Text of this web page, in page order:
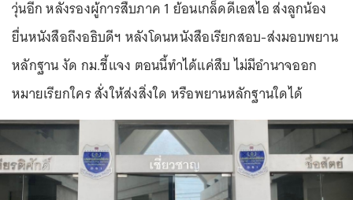
วุ่นอีก หลังรองผู้การสืบภาค 1 ย้อนเกล็ดดีเอสไอ ส่งลูกน้อง
ยื่นหนังสือถึงอธิบดีฯ หลังโดนหนังสือเรียกสอบ-ส่งมอบพยาน
หลักฐาน งัด กม.ชี้แจง ตอนนี้ทำได้แค่สืบ ไม่มีอำนาจออก
หมายเรียกใคร สั่งให้ส่งสิ่งใด หรือพยานหลักฐานใดได้